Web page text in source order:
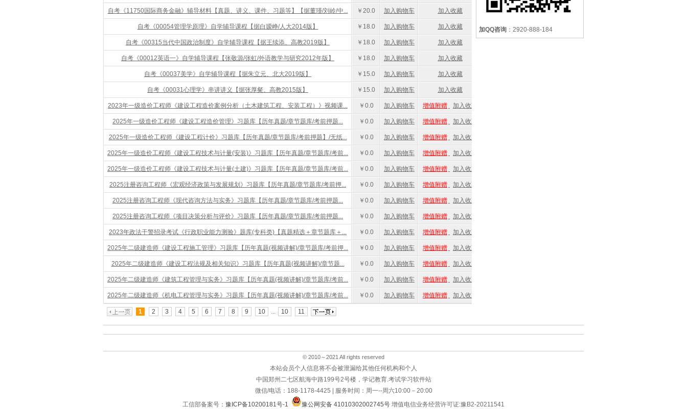
自考《11750国际商务金融》辅导材料【真题、讲义、课件、习题等】【据董瑾/刘岭/中... ￥20.0 加入购物车 加入收藏
自考《00054管理学原理》自学辅导课程【据白瑷峥/人大2014版】 ￥18.0 加入购物车 加入收藏
自考《00315当代中国政治制度》自学辅导课程【据王续添、高教2019版】 ￥18.0 加入购物车 加入收藏
自考《00012英语一》自学辅导课程【张敬源/张虹/外语教学与研究2012年版】 ￥18.0 加入购物车 加入收藏
自考《00037美学》自学辅导课程【据朱立元、北大2019版】 ￥15.0 加入购物车 加入收藏
自考《00031心理学》串讲讲义【据张厚粲、高教2015版】 ￥15.0 加入购物车 加入收藏
2023年一级造价工程师《建设工程造价案例分析（土木建筑工程、安装工程）》视频课... ￥0.0 加入购物车 增值附赠 加入收藏
2025年一级造价工程师《建设工程造价管理》习题库【历年真题/章节题库/考前押题... ￥0.0 加入购物车 增值附赠 加入收藏
2025年一级造价工程师《建设工程计价》习题库【历年真题/章节题库/考前押题】/无纸... ￥0.0 加入购物车 增值附赠 加入收藏
2025年一级造价工程师《建设工程技术与计量(安装)》习题库【历年真题/章节题库/考前... ￥0.0 加入购物车 增值附赠 加入收藏
2025年一级造价工程师《建设工程技术与计量(土建)》习题库【历年真题/章节题库/考前... ￥0.0 加入购物车 增值附赠 加入收藏
2025注册咨询工程师《宏观经济政策与发展规划》习题库【历年真题/章节题库/考前押... ￥0.0 加入购物车 增值附赠 加入收藏
2025注册咨询工程师《现代咨询方法与实务》习题库【历年真题/章节题库/考前押题... ￥0.0 加入购物车 增值附赠 加入收藏
2025注册咨询工程师《项目决策分析与评价》习题库【历年真题/章节题库/考前押题... ￥0.0 加入购物车 增值附赠 加入收藏
2023年政法干警招录考试《行政职业能力测验》题库(专科类)【真题精选＋章节题库＋... ￥0.0 加入购物车 增值附赠 加入收藏
2025年二级建造师《建设工程施工管理》习题库【历年真题(视频讲解)/章节题库/考前押... ￥0.0 加入购物车 增值附赠 加入收藏
2025年二级建造师《建设工程法规及相关知识》习题库【历年真题(视频讲解)/章节题... ￥0.0 加入购物车 增值附赠 加入收藏
2025年二级建造师《建筑工程管理与实务》习题库【历年真题(视频讲解)/章节题库/考前... ￥0.0 加入购物车 增值附赠 加入收藏
2025年二级建造师《机电工程管理与实务》习题库【历年真题(视频讲解)/章节题库/考前... ￥0.0 加入购物车 增值附赠 加入收藏
1 2 3 4 5 6 7 8 9 10 ... 10 11
加QQ咨询 ：2920-888-184
© 2010～2021 All rights reserved
本站会员个人信息将不会被泄漏给其他任何机构和个人
中国郑州二七区航海中路199号2号楼，学记教育.考试学习软件站
微信/电话：188-1178-4425 | 服务时间：周一--周六10:00－20:00
工信部备案号： 豫ICP备10200181号-1 豫公网安备 41010302002745号 增值电信业务经营许可证:豫B2-20211541